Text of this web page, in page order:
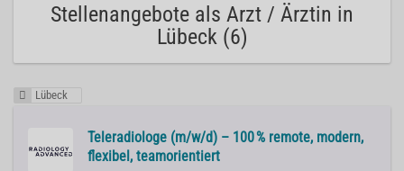
Stellenangebote als Arzt / Ärztin in
Lübeck (6)
Lübeck
Teleradiologe (m/w/d) – 100 % remote, modern,
flexibel, teamorientiert